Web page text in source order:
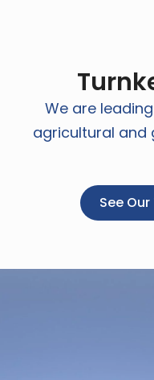
We are
agricultural and
See